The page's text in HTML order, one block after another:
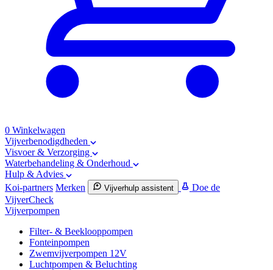
0 Winkelwagen
Vijverbenodigdheden
Visvoer & Verzorging
Waterbehandeling & Onderhoud
Hulp & Advies
Koi-partners Merken Vijverhulp assistent
Doe de
VijverCheck
Vijverpompen
Filter- & Beeklooppompen
Fonteinpompen
Zwemvijverpompen 12V
Luchtpompen & Beluchting